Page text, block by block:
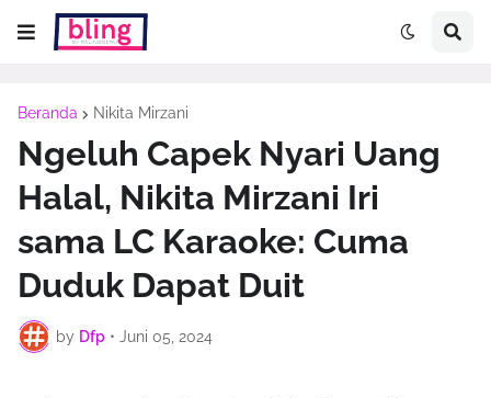
Beranda Nikita Mirzani
Ngeluh Capek Nyari Uang
Halal, Nikita Mirzani Iri
sama LC Karaoke: Cuma
Duduk Dapat Duit
by Dfp • Juni 05, 2024